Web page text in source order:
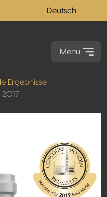
Deutsch
Menu
Ergebnisse